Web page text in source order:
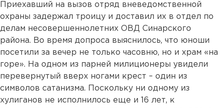
Приехавший на вызов отряд вневедомственной
охраны задержал троицу и доставил их в отдел по
делам несовершеннолетних ОВД Синарского
района. Во время допроса выяснилось, что юноши
посетили за вечер не только часовню, но и храм «на
горе». На одном из парней милиционеры увидели
перевернутый вверх ногами крест – один из
символов сатанизма. Поскольку ни одному из
хулиганов не исполнилось еще и 16 лет, к